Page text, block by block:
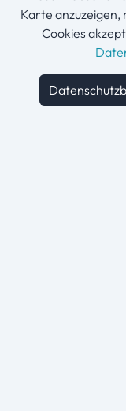
Karte anzuzeigen,
Cookies